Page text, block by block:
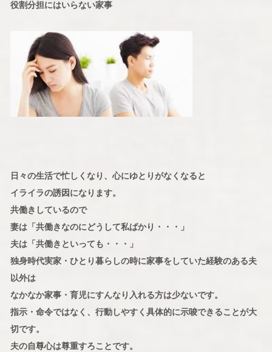
役割分担にはいらない家事
日々の生活で忙しくなり、心にゆとりがなくなると
イライラの誘因になります。
共働きしているので
妻は「共働きなのにどうして私ばかり・・・」
夫は「共働きといっても・・・」
独身時代実家・ひとり暮らしの時に家事をしていた経験のある夫
以外は
なかなか家事・育児にすんなり入れる方は少ないです。
指示・命令ではなく、行動しやすく具体的に示唆できることが大
切です。
夫の自尊心は尊重すろことです。